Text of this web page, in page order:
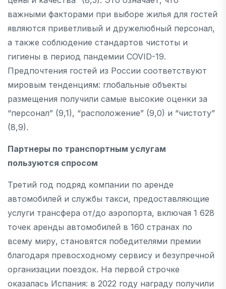
важными факторами при выборе жилья для гостей
являются приветливый и дружелюбный персонал,
а также соблюдение стандартов чистоты и
гигиены в период пандемии COVID-19.
Предпочтения гостей из России соответствуют
мировым тенденциям: глобальные объекты
размещения получили самые высокие оценки за
“персонал” (9,1), “расположение” (9,0) и “чистоту”
(8,9).
Партнеры по транспортным услугам
пользуются спросом
Третий год подряд компании по аренде
автомобилей и службы такси, предоставляющие
услуги трансфера от/до аэропорта, включая 1 628
точек аренды автомобилей в 160 странах по
всему миру, становятся победителями премии
благодаря превосходному сервису и безупречной
организации поездок. На первой строчке
оказалась Испания: в 2022 году награду получили